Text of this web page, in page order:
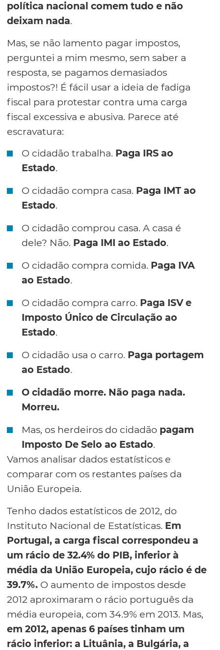
política nacional comem tudo e não
deixam nada.
Mas, se não lamento pagar impostos,
perguntei a mim mesmo, sem saber a
resposta, se pagamos demasiados
impostos?! É fácil usar a ideia de fadiga
fiscal para protestar contra uma carga
fiscal excessiva e abusiva. Parece até
escravatura:
O cidadão trabalha. Paga IRS ao
Estado.
O cidadão compra casa. Paga IMT ao
Estado.
O cidadão comprou casa. A casa é
dele? Não. Paga IMI ao Estado.
O cidadão compra comida. Paga IVA
ao Estado.
O cidadão compra carro. Paga ISV e
Imposto Único de Circulação ao
Estado.
O cidadão usa o carro. Paga portagem
ao Estado.
O cidadão morre. Não paga nada.
Morreu.
Mas, os herdeiros do cidadão pagam
Imposto De Selo ao Estado.
Vamos analisar dados estatísticos e
comparar com os restantes países da
União Europeia.
Tenho dados estatísticos de 2012, do
Instituto Nacional de Estatísticas. Em
Portugal, a carga fiscal correspondeu a
um rácio de 32.4% do PIB, inferior à
média da União Europeia, cujo rácio é de
39.7%. O aumento de impostos desde
2012 aproximaram o rácio português da
média europeia, com 34.9% em 2013. Mas,
em 2012, apenas 6 países tinham um
rácio inferior: a Lituânia, a Bulgária, a